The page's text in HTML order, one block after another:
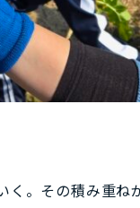
。その積み重ね